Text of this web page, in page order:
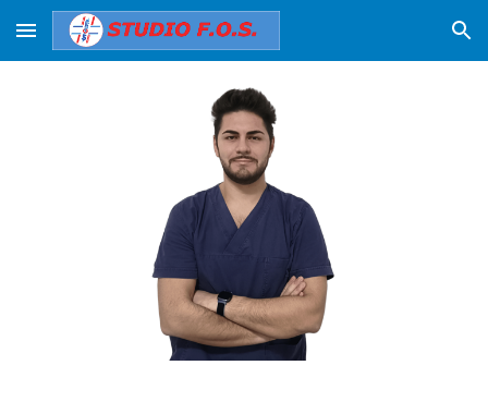
Skip to main content Skip to navigation